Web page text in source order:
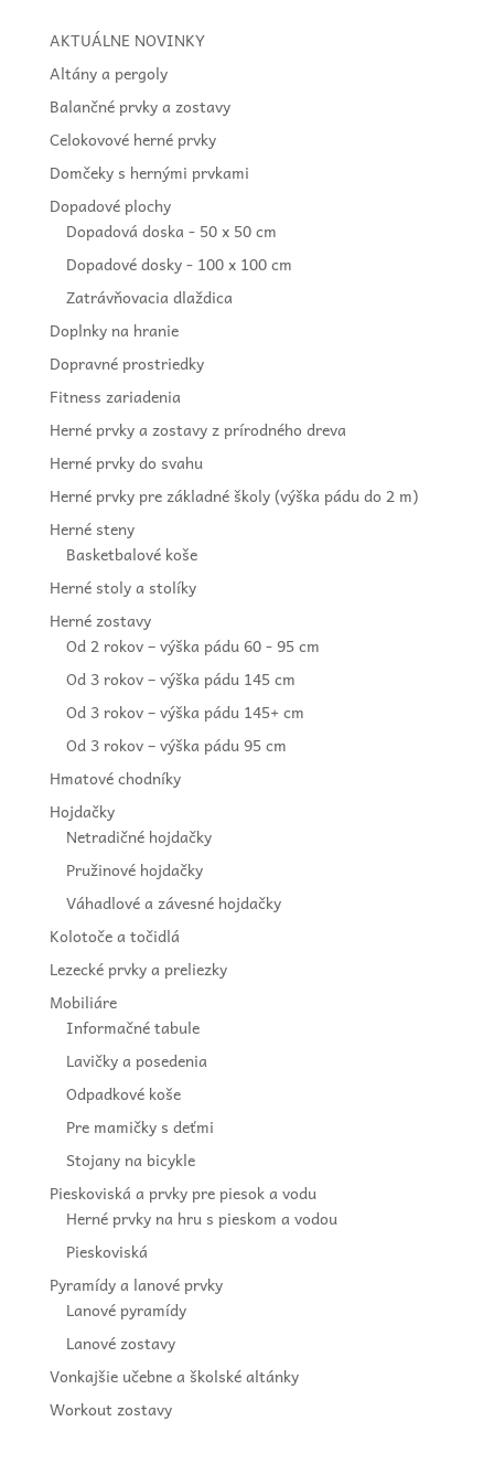
AKTUÁLNE NOVINKY
Altány a pergoly
Balančné prvky a zostavy
Celokovové herné prvky
Domčeky s hernými prvkami
Dopadové plochy
Dopadová doska - 50 x 50 cm
Dopadové dosky - 100 x 100 cm
Zatrávňovacia dlaždica
Doplnky na hranie
Dopravné prostriedky
Fitness zariadenia
Herné prvky a zostavy z prírodného dreva
Herné prvky do svahu
Herné prvky pre základné školy (výška pádu do 2 m)
Herné steny
Basketbalové koše
Herné stoly a stolíky
Herné zostavy
Od 2 rokov – výška pádu 60 - 95 cm
Od 3 rokov – výška pádu 145 cm
Od 3 rokov – výška pádu 145+ cm
Od 3 rokov – výška pádu 95 cm
Hmatové chodníky
Hojdačky
Netradičné hojdačky
Pružinové hojdačky
Váhadlové a závesné hojdačky
Kolotoče a točidlá
Lezecké prvky a preliezky
Mobiliáre
Informačné tabule
Lavičky a posedenia
Odpadkové koše
Pre mamičky s deťmi
Stojany na bicykle
Pieskoviská a prvky pre piesok a vodu
Herné prvky na hru s pieskom a vodou
Pieskoviská
Pyramídy a lanové prvky
Lanové pyramídy
Lanové zostavy
Vonkajšie učebne a školské altánky
Workout zostavy